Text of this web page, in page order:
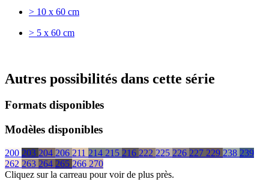
> 10 x 60 cm
> 5 x 60 cm
Autres possibilités dans cette série
Formats disponibles
Modèles disponibles
200 203 204 206 211 214 215 216 222 225 226 227 229 238 239
262 263 264 265 266 270
Cliquez sur la carreau pour voir de plus près.